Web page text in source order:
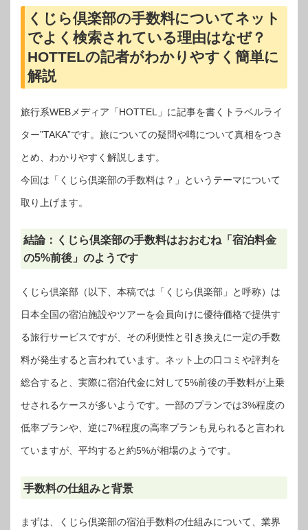
くじら倶楽部の手数料についてネット
でよく検索されている理由はなぜ？
HOTTELの記者がわかりやすく簡単に
解説
旅行系WEBメディア「HOTTEL」に記事を書くトラベルライ
ター”TAKA”です。旅についての疑問や噂について真相をつき
とめ、わかりやすく解説します。
今回は「くじら倶楽部の手数料は？」というテーマについて
取り上げます。
結論：くじら倶楽部の手数料はおおむね「宿泊料金
の5%前後」のようです
くじら倶楽部（以下、本稿では「くじら倶楽部」と呼称）は
日本全国の宿泊施設やツアーを会員向けに優待価格で提供す
る旅行サービスですが、その利便性と引き換えに一定の手数
料が発生すると言われています。ネット上の口コミや評判を
総合すると、実際に宿泊代金に対して5%前後の手数料が上乗
せされるケースが多いようです。一部のプランでは3%程度の
低率プランや、逆に7%程度の高率プランも見られると言われ
ていますが、平均すると約5%が相場のようです。
手数料の仕組みと背景
まずは、くじら倶楽部の宿泊手数料の仕組みについて、業界